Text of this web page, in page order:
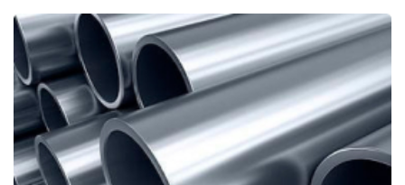
Катанка
Шестигранник
Полособульб
Полукруг
Шпунт Ларсена